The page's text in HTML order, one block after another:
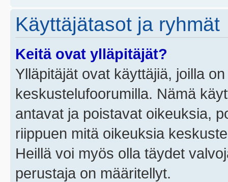
Käyttäjätasot ja ryhmät
Keitä ovat ylläpitäjät?
Ylläpitäjät ovat käyttäjiä, joilla
keskustelufoorumilla. Nämä
antavat ja poistavat oikeuksia,
riippuen mitä oikeuksia
Heillä voi myös olla täydet
perustaja on määritellyt.